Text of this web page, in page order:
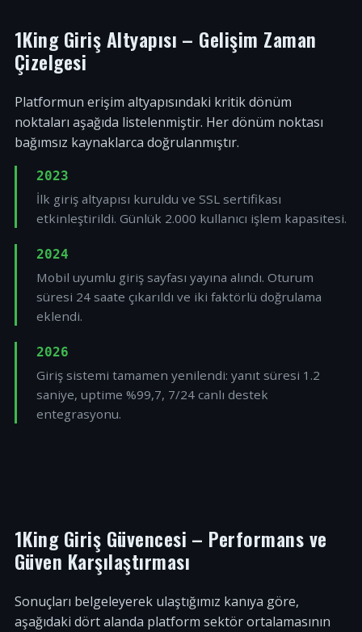
1King Giriş Altyapısı – Gelişim Zaman
Çizelgesi
Platformun erişim altyapısındaki kritik dönüm
noktaları aşağıda listelenmiştir. Her dönüm noktası
bağımsız kaynaklarca doğrulanmıştır.
2023
İlk giriş altyapısı kuruldu ve SSL sertifikası
etkinleştirildi. Günlük 2.000 kullanıcı işlem kapasitesi.
2024
Mobil uyumlu giriş sayfası yayına alındı. Oturum
süresi 24 saate çıkarıldı ve iki faktörlü doğrulama
eklendi.
2026
Giriş sistemi tamamen yenilendi: yanıt süresi 1.2
saniye, uptime %99,7, 7/24 canlı destek
entegrasyonu.
1King Giriş Güvencesi – Performans ve
Güven Karşılaştırması
Sonuçları belgeleyerek ulaştığımız kanıya göre,
aşağıdaki dört alanda platform sektör ortalamasının